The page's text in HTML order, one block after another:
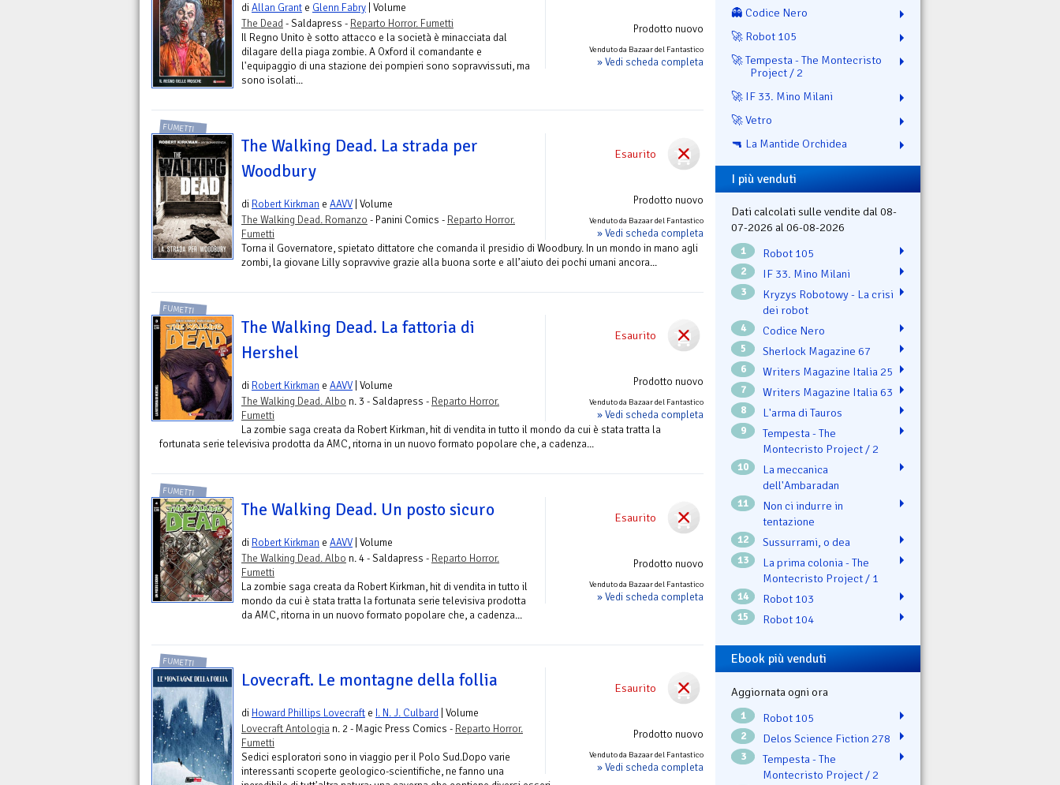
Prodotto nuovo
Venduto da Bazaar del Fantastico
» Vedi scheda completa
diAllan Grant e Glenn Fabry | Volume
The Dead- Saldapress - Reparto Horror. Fumetti
Il Regno Unito è sotto attacco e la società è minacciata dal
dilagare della piaga zombie. A Oxford il comandante e
l'equipaggio di una stazione dei pompieri sono sopravvissuti, ma
sono isolati...
Esaurito
Prodotto nuovo
Venduto da Bazaar del Fantastico
» Vedi scheda completa
FUMETTI
The Walking Dead. La strada per
Woodbury
di Robert Kirkman e AAVV | Volume
The Walking Dead. Romanzo - Panini Comics - Reparto Horror.
Fumetti
Torna il Governatore, spietato dittatore che comanda il presidio di Woodbury. In un mondo in mano agli
zombi, la giovane Lilly sopravvive grazie alla buona sorte e all’aiuto dei pochi umani ancora...
Esaurito
Prodotto nuovo
Venduto da Bazaar del Fantastico
» Vedi scheda completa
FUMETTI
The Walking Dead. La fattoria di
Hershel
di Robert Kirkman e AAVV | Volume
The Walking Dead. Albo n. 3 - Saldapress - Reparto Horror.
Fumetti
La zombie saga creata da Robert Kirkman, hit di vendita in tutto il mondo da cui è stata tratta la
fortunata serie televisiva prodotta da AMC, ritorna in un nuovo formato popolare che, a cadenza...
Esaurito
Prodotto nuovo
Venduto da Bazaar del Fantastico
» Vedi scheda completa
FUMETTI
The Walking Dead. Un posto sicuro
di Robert Kirkman e AAVV | Volume
The Walking Dead. Albo n. 4 - Saldapress - Reparto Horror.
Fumetti
La zombie saga creata da Robert Kirkman, hit di vendita in tutto il
mondo da cui è stata tratta la fortunata serie televisiva prodotta
da AMC, ritorna in un nuovo formato popolare che, a cadenza...
Esaurito
Prodotto nuovo
Venduto da Bazaar del Fantastico
» Vedi scheda completa
FUMETTI
Lovecraft. Le montagne della follia
di Howard Phillips Lovecraft e I. N. J. Culbard | Volume
Lovecraft Antologia n. 2 - Magic Press Comics - Reparto Horror.
Fumetti
Sedici esploratori sono in viaggio per il Polo Sud.Dopo varie
interessanti scoperte geologico-scientifiche, ne fanno una
👻 Codice Nero
🚀 Robot 105
🚀 Tempesta - The Montecristo
Project / 2
🚀 IF 33. Mino Milani
🚀 Vetro
🔫 La Mantide Orchidea
I più venduti
Dati calcolati sulle vendite dal 08-
07-2026 al 06-08-2026
1 Robot 105
2 IF 33. Mino Milani
3
Kryzys Robotowy - La crisi
dei robot
4 Codice Nero
5 Sherlock Magazine 67
6 Writers Magazine Italia 25
7 Writers Magazine Italia 63
8 L'arma di Tauros
9
Tempesta - The
Montecristo Project / 2
10
La meccanica
dell'Ambaradan
11
Non ci indurre in
tentazione
12 Sussurrami, o dea
13
La prima colonia - The
Montecristo Project / 1
14 Robot 103
15 Robot 104
Ebook più venduti
Aggiornata ogni ora
1 Robot 105
2 Delos Science Fiction 278
3
Tempesta - The
Montecristo Project / 2